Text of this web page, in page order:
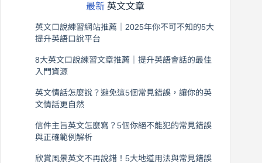
最新 英文文章
英文口說練習網站推薦｜2025年你不可不知的5大
提升英語口說平台
8大英文口說練習文章推薦｜提升英語會話的最佳
入門資源
英文情話怎麼說？避免這5個常見錯誤，讓你的英
文情話更自然
信件主旨英文怎麼寫？5個你絕不能犯的常見錯誤
與正確範例解析
欣賞風景英文不再說錯！5大地道用法與常見錯誤